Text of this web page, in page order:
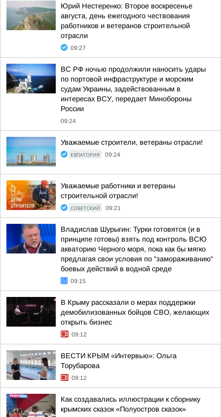
Юрий Нестеренко: Второе воскресенье
августа, день ежегодного чествования
работников и ветеранов строительной
отрасли
09:27
ВС РФ ночью продолжили наносить удары
по портовой инфраструктуре и морским
судам Украины, задействованным в
интересах ВСУ, передает Минобороны
России
09:24
Уважаемые строители, ветераны отрасли!
ЕВПАТОРИЯ 09:24
Уважаемые работники и ветераны
строительной отрасли!
СОВЕТСКИЙ 09:21
Владислав Шурыгин: Турки готовятся (и в
принципе готовы) взять под контроль ВСЮ
акваторию Черного моря, пока как бы мягко
предлагая свои условия по "замораживанию"
боевых действий в водной среде
09:15
В Крыму рассказали о мерах поддержки
демобилизованных бойцов СВО, желающих
открыть бизнес
09:12
ВЕСТИ КРЫМ «Интервью»: Ольга
Торубарова
09:12
Как создавались иллюстрации к сборнику
крымских сказок «Полуостров сказок»